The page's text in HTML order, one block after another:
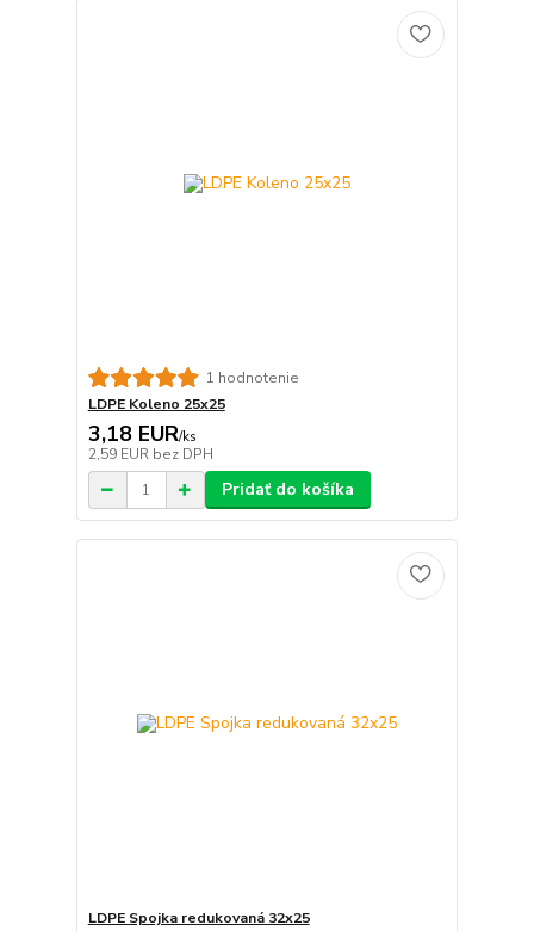
1 hodnotenie
LDPE Koleno 25x25
3,18 EUR/ks
2,59 EUR bez DPH
Pridať do košíka
LDPE Spojka redukovaná 32x25